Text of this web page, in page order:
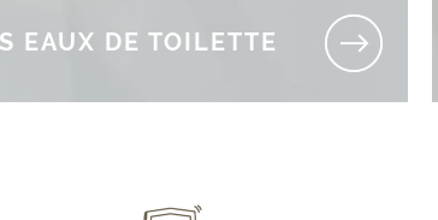
EAUX DE TOILETTE